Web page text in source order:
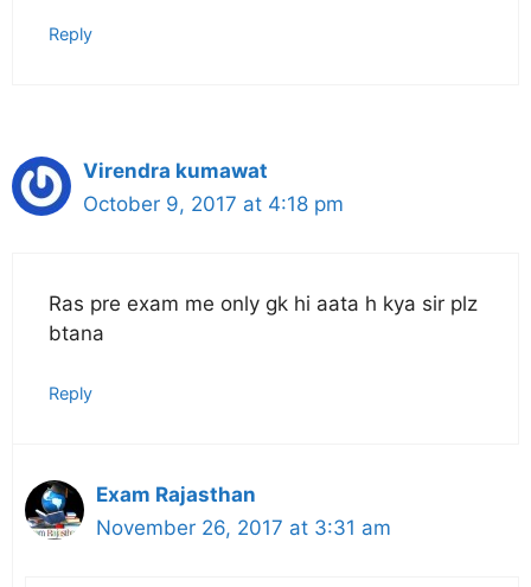
Reply
Virendra kumawat
October 9, 2017 at 4:18 pm
Ras pre exam me only gk hi aata h kya sir plz
btana
Reply
Exam Rajasthan
November 26, 2017 at 3:31 am